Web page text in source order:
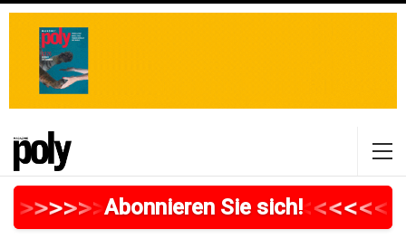
>>>>>>>>>>>>>>>>>
Abonnieren Sie sich!<<<<<<<